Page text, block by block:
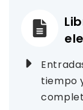
tiempo